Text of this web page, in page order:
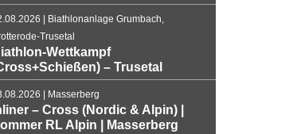
| Biathlonanlage Grumbach,
Trusetal
Wettkampf
– Trusetal
| Masserberg
– Cross (Nordic & Alpin) |
RL Alpin | Masserberg